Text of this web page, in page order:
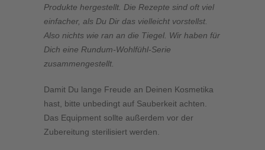
Produkte hergestellt. Die Rezepte sind oft viel
einfacher, als Du Dir das vielleicht vorstellst.
Also nichts wie ran an die Tiegel. Wir haben für
Dich eine Rundum-Wohlfühl-Serie
zusammengestellt.
Damit Du lange Freude an Deinen Kosmetika
hast, bitte unbedingt auf Sauberkeit achten.
Das Equipment sollte außerdem vor der
Zubereitung sterilisiert werden.